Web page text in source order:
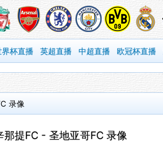
界杯直播 英超直播 中超直播 欧冠杯直播
录像
提FC - 圣地亚哥FC 录像